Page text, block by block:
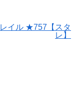
イル ★757【スタ
レ】